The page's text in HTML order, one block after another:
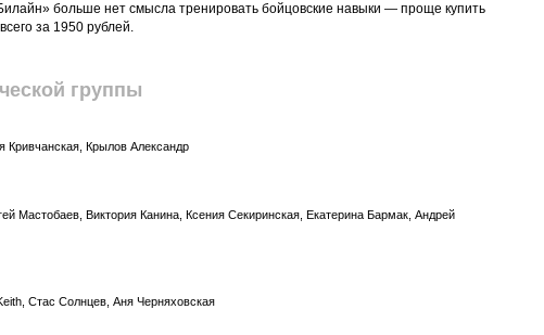
больше нет смысла тренировать бойцовские навыки — проще купить
за 1950 рублей.
группы
Кривчанская, Крылов Александр
Мастобаев, Виктория Канина, Ксения Секиринская, Екатерина Бармак, Андрей
Стас Солнцев, Аня Черняховская